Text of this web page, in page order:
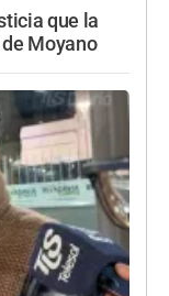
que la
Moyano